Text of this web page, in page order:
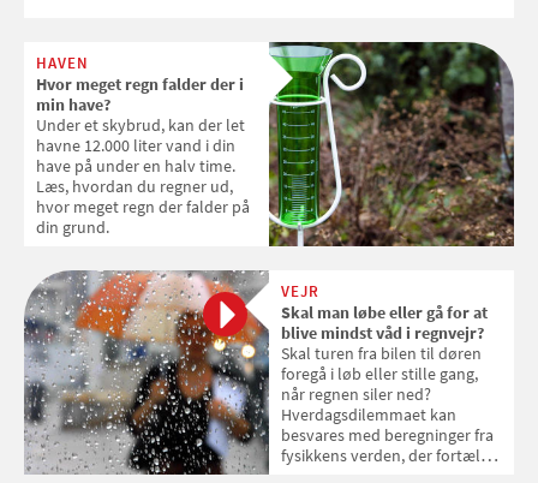
HAVEN
Hvor meget regn falder der i
min have?
Under et skybrud, kan der let
havne 12.000 liter vand i din
have på under en halv time.
Læs, hvordan du regner ud,
hvor meget regn der falder på
din grund.
VEJR
Skal man løbe eller gå for at
blive mindst våd i regnvejr?
Skal turen fra bilen til døren
foregå i løb eller stille gang,
når regnen siler ned?
Hverdagsdilemmaet kan
besvares med beregninger fra
fysikkens verden, der fortæller,